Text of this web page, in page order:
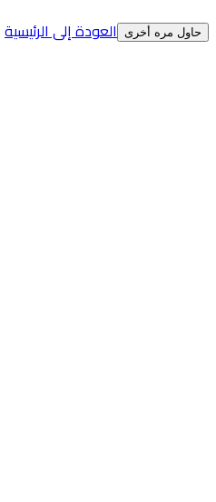
حاول مره أخرى العودة إلى الرئيسية